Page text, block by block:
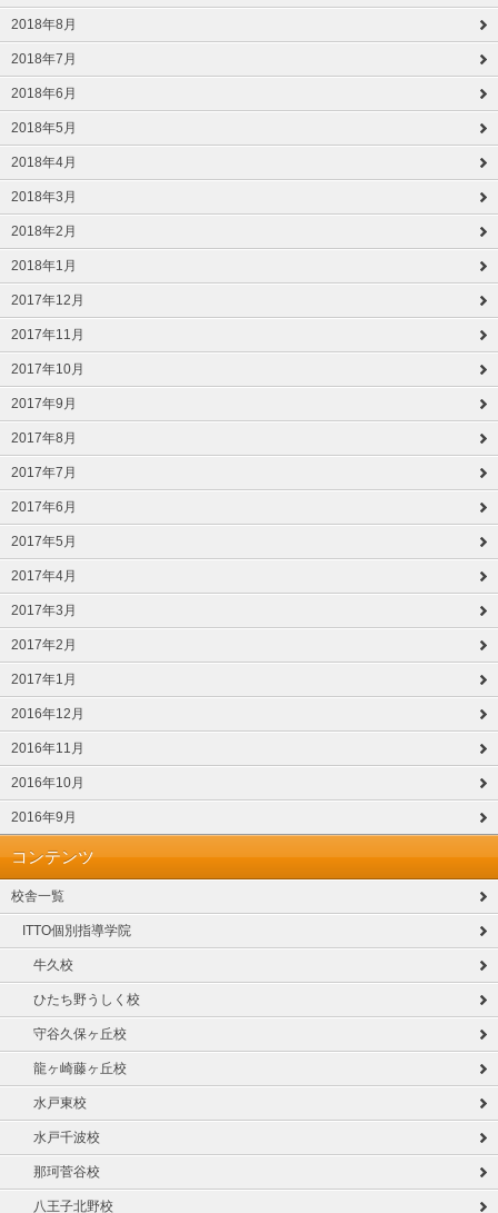
2018年8月
2018年7月
2018年6月
2018年5月
2018年4月
2018年3月
2018年2月
2018年1月
2017年12月
2017年11月
2017年10月
2017年9月
2017年8月
2017年7月
2017年6月
2017年5月
2017年4月
2017年3月
2017年2月
2017年1月
2016年12月
2016年11月
2016年10月
2016年9月
コンテンツ
校舎一覧
ITTO個別指導学院
牛久校
ひたち野うしく校
守谷久保ヶ丘校
龍ヶ崎藤ヶ丘校
水戸東校
水戸千波校
那珂菅谷校
八王子北野校